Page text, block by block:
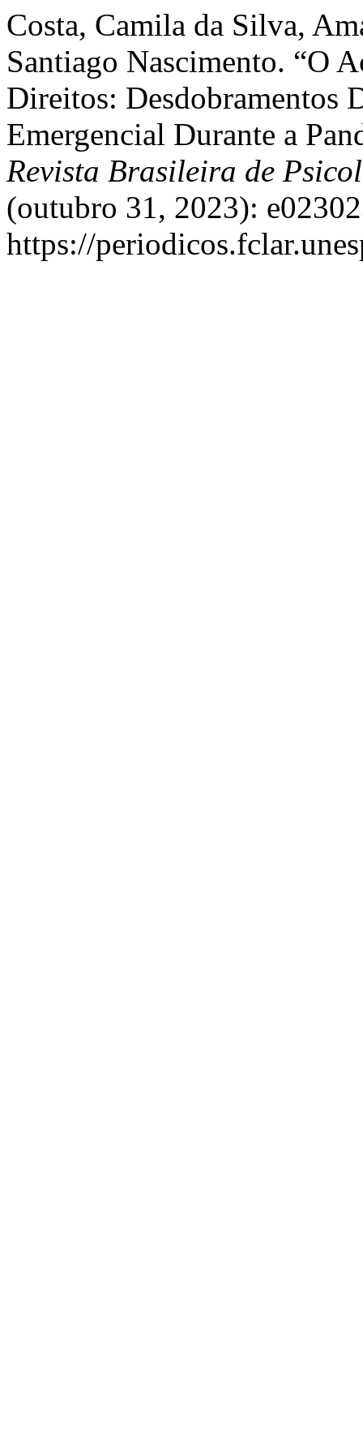
Costa, Camila da Silva,
Santiago Nascimento. “O
Direitos: Desdobramentos
Emergencial Durante a
Revista Brasileira de
(outubro 31, 2023):
https://